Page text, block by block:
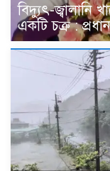
বিদ্যুৎ-জ্বালানি
একটি চক্র :